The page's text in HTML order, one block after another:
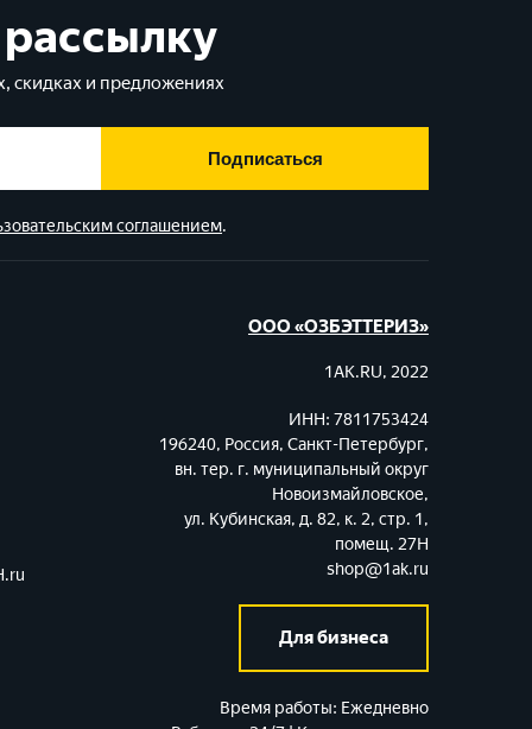
скидках и предложениях
Подписаться
соглашением.
ООО «ОЗБЭТТЕРИЗ»
1AK.RU, 2022
ИНН: 7811753424
196240, Россия, Санкт-Петербург,
вн. тер. г. муниципальный округ
Новоизмайловское,
ул. Кубинская, д. 82, к. 2, стр. 1,
помещ. 27Н
shop@1ak.ru
Для бизнеса
Время работы: Ежедневно